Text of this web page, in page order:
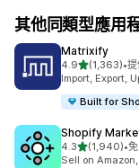
其他同類型應用
Matrixify
4.9滿分 5 顆星
(1,363)
共有 1363 則評價
•
Import, Export,
Built for
Shopify
4.3滿分 5 顆星
(1,940)
共有 1940 則評
•
Sell on